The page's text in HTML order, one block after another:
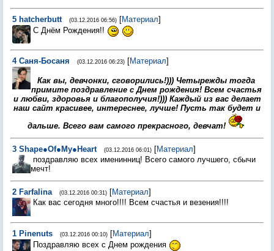
5 hatcherbutt (03.12.2016 06:56) [Материал]
С Днём Рождения!!
4 Саня-Босаня (03.12.2016 06:23) [Материал]
Как вы, девчонки, сговорились!))) Четырежды тогда
примите поздравление с Днем рождения! Всем счастья
и любви, здоровья и благополучия!))) Каждый из вас делает
наш сайт красивее, интереснее, лучше! Пусть так будет и
дальше. Всего вам самого прекрасного, девчат!
3 Shape●Of●My●Heart (03.12.2016 06:01) [Материал]
поздравляю всех именинниц! Всего самого лучшего, сбычи
мечт!
2 Farfalina (03.12.2016 00:31) [Материал]
Как вас сегодня много!!!! Всем счастья и везения!!!!
1 Pinenuts (03.12.2016 00:10) [Материал]
Поздравляю всех с Днем рождения